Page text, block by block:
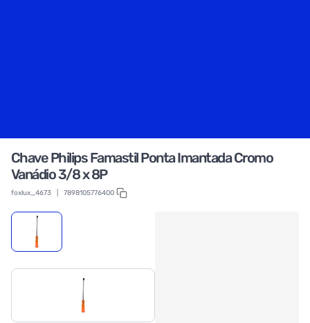
Chave Philips Famastil Ponta Imantada Cromo
Vanádio 3/8 x 8P
foxlux_4673 7898105776400